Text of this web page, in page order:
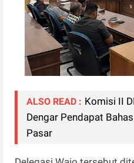
ALSO READ : Komisi II
Dengar Pendapat
Pasar